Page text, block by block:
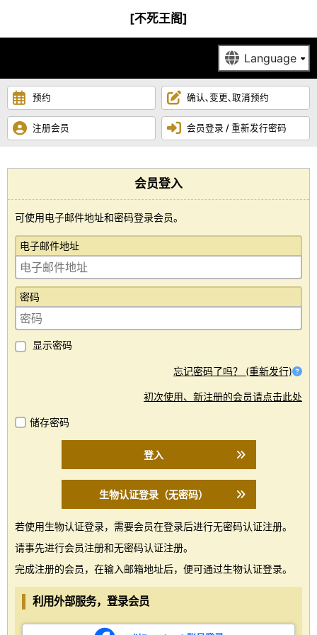
[不死王阁]
预约 确认､变更､取消预约
注册会员 会员登录 / 重新发行密码
会员登入
可使用电子邮件地址和密码登录会员。
电子邮件地址
密码
显示密码
忘记密码了吗？ (重新发行)
初次使用、新注册的会员请点击此处
储存密码
登入
生物认证登录（无密码）
若使用生物认证登录，需要会员在登录后进行无密码认证注册。
请事先进行会员注册和无密码认证注册。
完成注册的会员，在输入邮箱地址后，便可通过生物认证登录。
利用外部服务，登录会员